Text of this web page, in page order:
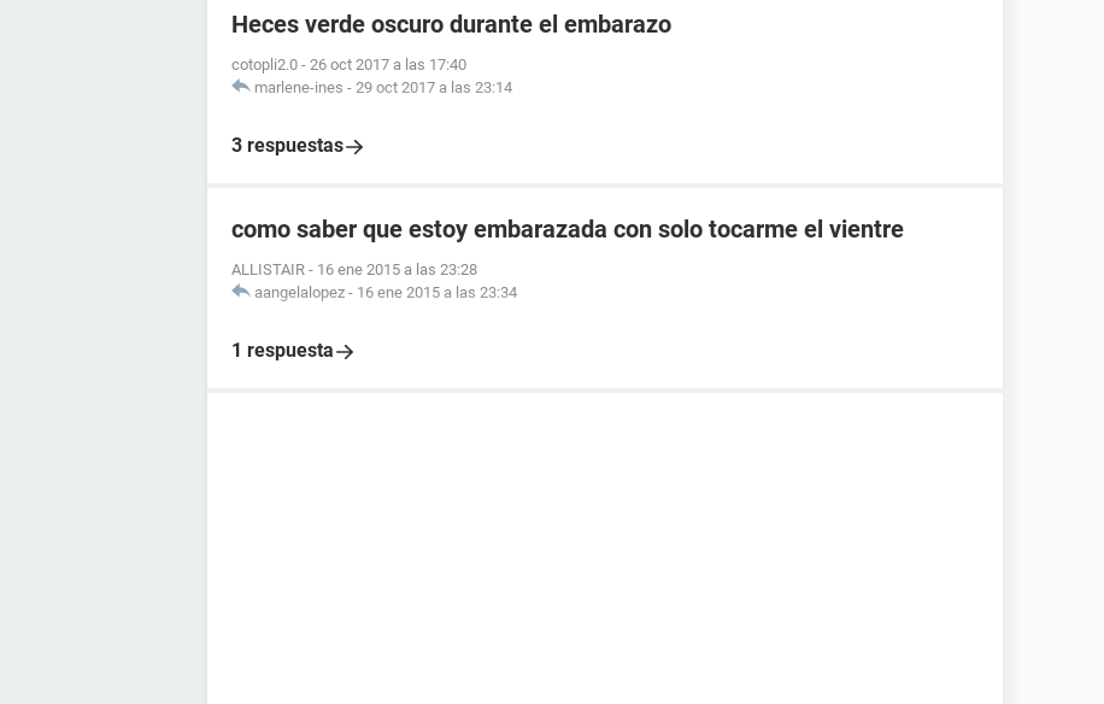
Heces verde oscuro durante el embarazo
cotopli2.0 - 26 oct 2017 a las 17:40
marlene-ines - 29 oct 2017 a las 23:14
3 respuestas
como saber que estoy embarazada con solo tocarme el vientre
ALLISTAIR - 16 ene 2015 a las 23:28
aangelalopez - 16 ene 2015 a las 23:34
1 respuesta